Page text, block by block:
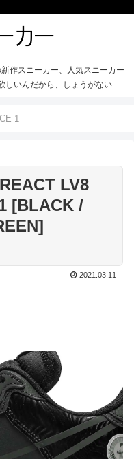
作スニーカー、人気スニーカー
しいんだから、しょうがない
1
LV8
[BLACK /
2021.03.11